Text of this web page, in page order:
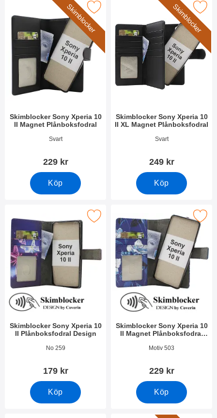
Skimblocker
Skimblocker Sony Xperia 10
II Magnet Plånboksfodral
Art. nr 54944Svart
229 kr
Köp
Sony Xperia 10 II Magnet Plånboksfodral som
Skimblocker
Skimblocker Sony Xperia 10
II XL Magnet Plånboksfodral
Art. nr 51892Svart
249 kr
Köp
Makera skimblocker Sony Xperia 10 II XL
Skimblocker Sony Xperia 10
II Plånboksfodral Design
Art. nr 51311No 259
179 kr
Köp
Sony Xperia 10 II Plånboksfodral Design som favorit
Skimblocker Sony Xperia 10
II Magnet Plånboksfodral
Art. nr 52055Motiv 503
229 kr
Köp
Makera skimblocker Sony Xperia 10 II